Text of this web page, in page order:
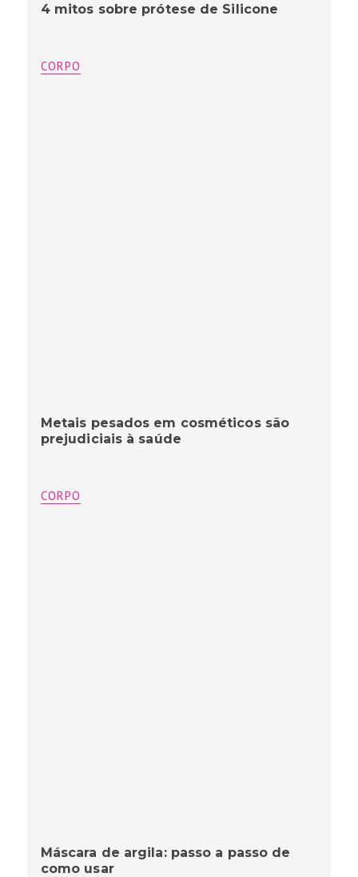
4 mitos sobre prótese de Silicone
CORPO
Metais pesados em cosméticos são
prejudiciais à saúde
CORPO
Máscara de argila: passo a passo de
como usar